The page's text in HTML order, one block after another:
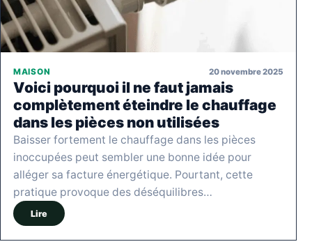
MAISON 20 novembre 2025
Voici pourquoi il ne faut jamais
complètement éteindre le chauffage
dans les pièces non utilisées
Baisser fortement le chauffage dans les pièces
inoccupées peut sembler une bonne idée pour
alléger sa facture énergétique. Pourtant, cette
pratique provoque des déséquilibres…
Lire